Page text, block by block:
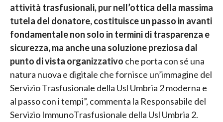
attività trasfusionali, pur nell’ottica della massima
tutela del donatore, costituisce un passo in avanti
fondamentale non solo in termini di trasparenza e
sicurezza, ma anche una soluzione preziosa dal
punto di vista organizzativo che porta con sé una
natura nuova e digitale che fornisce un’immagine del
Servizio Trasfusionale della Usl Umbria 2 moderna e
al passo con i tempi”, commenta la Responsabile del
Servizio ImmunoTrasfusionale della Usl Umbria 2.